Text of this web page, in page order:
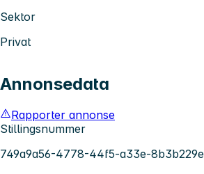
Sektor
Privat
Annonsedata
Rapporter annonse
Stillingsnummer
749a9a56-4778-44f5-a33e-